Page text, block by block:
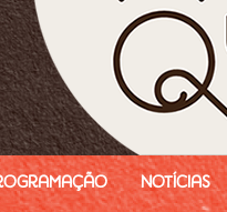
Notícias